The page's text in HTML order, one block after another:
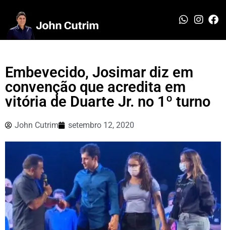
Embevecido, Josimar diz em
convenção que acredita em
vitória de Duarte Jr. no 1º turno
John Cutrim setembro 12, 2020